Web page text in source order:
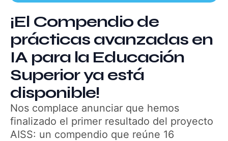
¡El Compendio de
prácticas avanzadas en
IA para la Educación
Superior ya está
disponible!
Nos complace anunciar que hemos
finalizado el primer resultado del proyecto
AISS: un compendio que reúne 16